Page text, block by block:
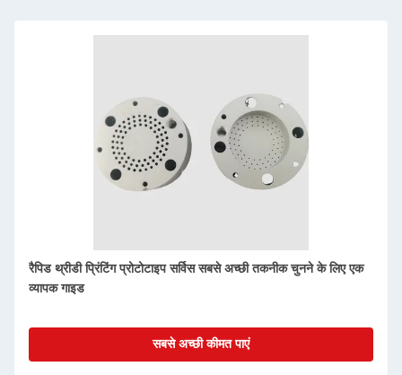
एसटीएल 3डी प्रिंटिंग रैपिड प्रोटोटाइप सेवाएं एफडीएम परफेक्ट प्रोटोटाइपिंग
विधि
सबसे अच्छी कीमत पाएं